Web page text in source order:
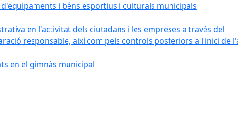
i béns esportius i culturals municipals
en l'activitat dels ciutadans i les empreses a través del
responsable, així com pels controls posteriors a l'inici de
en el gimnàs municipal